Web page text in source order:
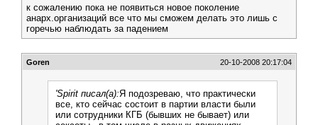
к сожалению пока не появиться новое поколение
анарх.организаций все что мы сможем делать это лишь с
горечью наблюдать за падением
Goren 20-10-2008 20:17:04
'Spirit писал(а):Я подозреваю, что практически
все, кто сейчас состоит в партии власти были
или сотрудники КГБ (бывших не бывает) или